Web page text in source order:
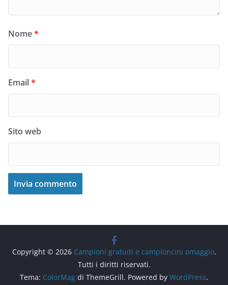
Nome*
Email*
Sito web
Copyright © 2026 Campioni gratuiti e campioncini omaggio.
Tutti i diritti riservati.
Tema: ColorMag di ThemeGrill. Powered by WordPress.